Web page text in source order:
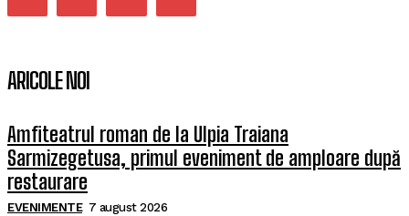
ARICOLE NOI
Amfiteatrul roman de la Ulpia Traiana
Sarmizegetusa, primul eveniment de amploare după
restaurare
EVENIMENTE 7 august 2026